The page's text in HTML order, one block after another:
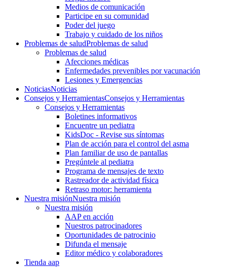
Medios de comunicación
Participe en su comunidad
Poder del juego
Trabajo y cuidado de los niños
Problemas de saludProblemas de salud
Problemas de salud
Afecciones médicas
Enfermedades prevenibles por vacunación
Lesiones y Emergencias
NoticiasNoticias
Consejos y HerramientasConsejos y Herramientas
Consejos y Herramientas
Boletines informativos
Encuentre un pediatra
KidsDoc - Revise sus síntomas
Plan de acción para el control del asma
Plan familiar de uso de pantallas
Pregúntele al pediatra
Programa de mensajes de texto
Rastre​​ador de activida​d física
Retraso motor: herramienta
Nuestra misiónNuestra misión
Nuestra misión
AAP en acción
Nuestros patrocinadores
Oportunidades de patrocinio
Difunda el mensaje
Editor médico y colaboradores
Tienda aap